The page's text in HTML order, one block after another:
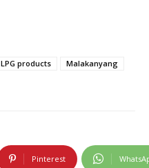
LPG products
Malakanyang
Pinterest